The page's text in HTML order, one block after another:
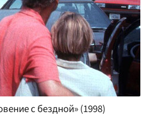
с бездной» (1998)